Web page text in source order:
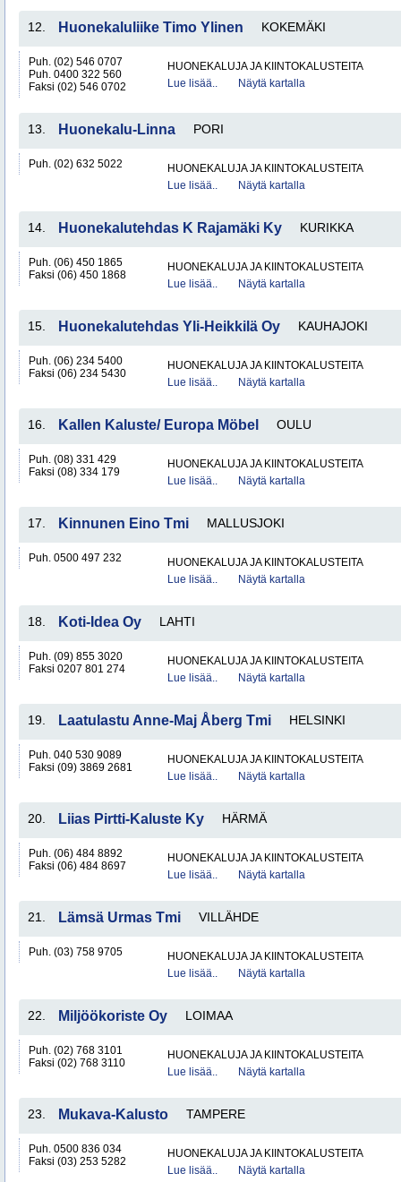
12. Huonekaluliike Timo Ylinen KOKEMÄKI
Puh. (02) 546 0707
Puh. 0400 322 560
Faksi (02) 546 0702
HUONEKALUJA JA KIINTOKALUSTEITA
Lue lisää..
Näytä kartalla
13. Huonekalu-Linna PORI
Puh. (02) 632 5022
HUONEKALUJA JA KIINTOKALUSTEITA
Lue lisää..
Näytä kartalla
14. Huonekalutehdas K Rajamäki Ky KURIKKA
Puh. (06) 450 1865
Faksi (06) 450 1868
HUONEKALUJA JA KIINTOKALUSTEITA
Lue lisää..
Näytä kartalla
15. Huonekalutehdas Yli-Heikkilä Oy KAUHAJOKI
Puh. (06) 234 5400
Faksi (06) 234 5430
HUONEKALUJA JA KIINTOKALUSTEITA
Lue lisää..
Näytä kartalla
16. Kallen Kaluste/ Europa Möbel OULU
Puh. (08) 331 429
Faksi (08) 334 179
HUONEKALUJA JA KIINTOKALUSTEITA
Lue lisää..
Näytä kartalla
17. Kinnunen Eino Tmi MALLUSJOKI
Puh. 0500 497 232
HUONEKALUJA JA KIINTOKALUSTEITA
Lue lisää..
Näytä kartalla
18. Koti-Idea Oy LAHTI
Puh. (09) 855 3020
Faksi 0207 801 274
HUONEKALUJA JA KIINTOKALUSTEITA
Lue lisää..
Näytä kartalla
19. Laatulastu Anne-Maj Åberg Tmi HELSINKI
Puh. 040 530 9089
Faksi (09) 3869 2681
HUONEKALUJA JA KIINTOKALUSTEITA
Lue lisää..
Näytä kartalla
20. Liias Pirtti-Kaluste Ky HÄRMÄ
Puh. (06) 484 8892
Faksi (06) 484 8697
HUONEKALUJA JA KIINTOKALUSTEITA
Lue lisää..
Näytä kartalla
21. Lämsä Urmas Tmi VILLÄHDE
Puh. (03) 758 9705
HUONEKALUJA JA KIINTOKALUSTEITA
Lue lisää..
Näytä kartalla
22. Miljöökoriste Oy LOIMAA
Puh. (02) 768 3101
Faksi (02) 768 3110
HUONEKALUJA JA KIINTOKALUSTEITA
Lue lisää..
Näytä kartalla
23. Mukava-Kalusto TAMPERE
Puh. 0500 836 034
Faksi (03) 253 5282
HUONEKALUJA JA KIINTOKALUSTEITA
Lue lisää..
Näytä kartalla